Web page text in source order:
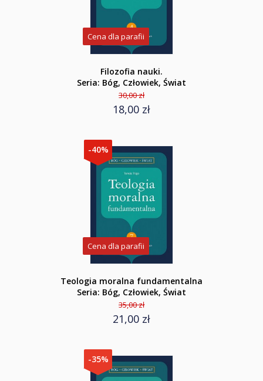
Cena dla parafii
Filozofia nauki.
Seria: Bóg, Człowiek, Świat
30,00 zł
18,00 zł
-40%
Cena dla parafii
Teologia moralna fundamentalna
Seria: Bóg, Człowiek, Świat
35,00 zł
21,00 zł
-35%